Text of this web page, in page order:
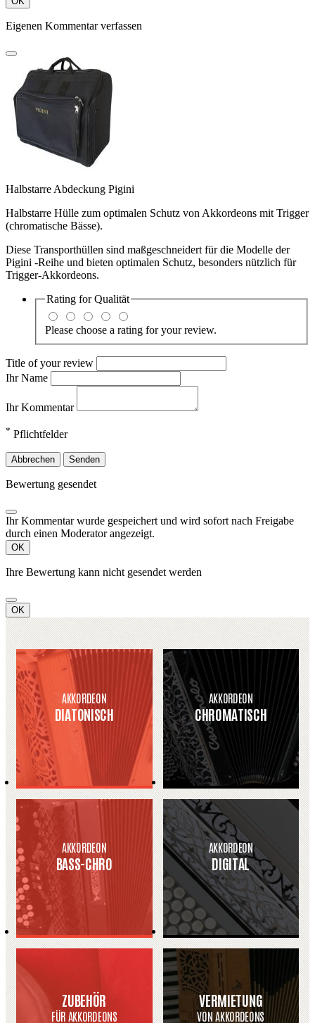
Eigenen Kommentar verfassen
Halbstarre Abdeckung Pigini
Halbstarre Hülle zum optimalen Schutz von Akkordeons mit Trigger
(chromatische Bässe).
Diese Transporthüllen sind maßgeschneidert für die Modelle der
Pigini -Reihe und bieten optimalen Schutz, besonders nützlich für
Trigger-Akkordeons.
Rating forQualität
Please choose a rating for your review.
Title of your review
Ihr Name
Ihr Kommentar
* Pflichtfelder
Abbrechen Senden
Bewertung gesendet
Ihr Kommentar wurde gespeichert und wird sofort nach Freigabe
durch einen Moderator angezeigt.
OK
Ihre Bewertung kann nicht gesendet werden
OK
AKKORDEON
DIATONISCH
AKKORDEON
CHROMATISCH
AKKORDEON
BASS-CHRO
AKKORDEON
DIGITAL
ZUBEHÖR
FÜR AKKORDEONS
VERMIETUNG
VON AKKORDEONS